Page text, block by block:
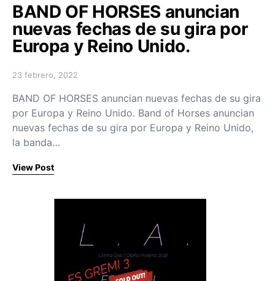
BAND OF HORSES anuncian
nuevas fechas de su gira por
Europa y Reino Unido.
Posted on
23 febrero, 2022
BAND OF HORSES anuncian nuevas fechas de su gira
por Europa y Reino Unido. Band of Horses anuncian
nuevas fechas de su gira por Europa y Reino Unido,
la banda…
View Post